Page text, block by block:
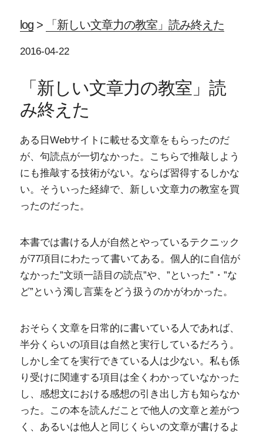
log> 「新しい文章力の教室」読み終えた
2016-04-22
「新しい文章力の教室」読
み終えた
ある日Webサイトに載せる文章をもらったのだ
が、句読点が一切なかった。こちらで推敲しよう
にも推敲する技術がない。ならば習得するしかな
い。そういった経緯で、新しい文章力の教室を買
ったのだった。
本書では書ける人が自然とやっているテクニック
が77項目にわたって書いてある。個人的に自信が
なかった”文頭一語目の読点”や、”といった”・”な
ど”という濁し言葉をどう扱うのかがわかった。
おそらく文章を日常的に書いている人であれば、
半分くらいの項目は自然と実行しているだろう。
しかし全てを実行できている人は少ない。私も係
り受けに関連する項目は全くわかっていなかった
し、感想文における感想の引き出し方も知らなか
った。この本を読んだことで他人の文章と差がつ
く、あるいは他人と同じくらいの文章が書けるよ